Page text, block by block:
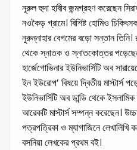
নূরুল হুদা হাবীব জন্মগ্রহণ করেছেন
নওকৈড় গ্রামে। বিশিষ্ট হোমিও
নুরুন্নাহার বেগমের বড়ো সন্তান তিনি।
থেকে স্নাতক ও স্নাতকোত্তর
হার্জেগোভিনার ইউনিভার্সিটি অব
ইন ইউরোপ’ বিষয়ে দ্বিতীয় মাস্টার্স
ইউনিভার্সিটি অব ডান্ডি থেকে
আরেকটি মাস্টার্স সম্পন্ন করেছেন।
পত্রপত্রিকা ও ম্যাগাজিনে
বসনিয়া লেখকের প্রথম বই।